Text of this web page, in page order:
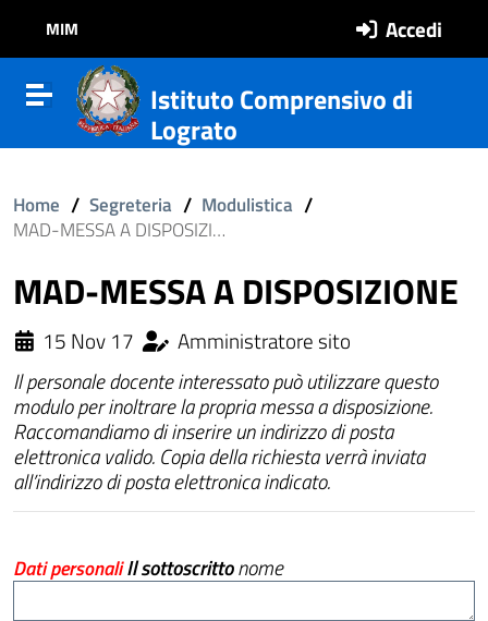
MIM Accedi
Attiva disattiva la navigazione
del sito
Istituto Comprensivo di
Lograto
Home / Segreteria / Modulistica /
MAD-MESSA A DISPOSIZIONE
MAD-MESSA A DISPOSIZIONE
15 Nov 17
Amministratore sito
Il personale docente interessato può utilizzare questo
modulo per inoltrare la propria messa a disposizione.
Raccomandiamo di inserire un indirizzo di posta
elettronica valido. Copia della richiesta verrà inviata
all’indirizzo di posta elettronica indicato.
Dati personaliIl sottoscrittonome